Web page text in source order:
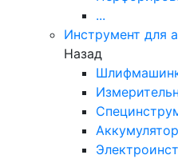
...
Инструмент для
Назад